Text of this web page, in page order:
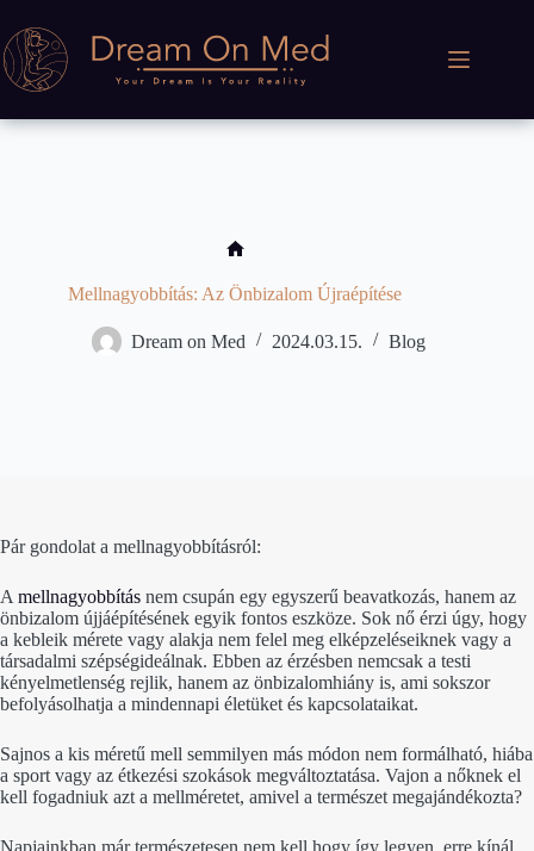
content
title
Mellnagyobbítás: Az Önbizalom Újraépítése
Dream on Med 2024.03.15. Blog
Pár gondolat a mellnagyobbításról:
A mellnagyobbítás nem csupán egy egyszerű beavatkozás, hanem az
önbizalom újjáépítésének egyik fontos eszköze. Sok nő érzi úgy, hogy
a kebleik mérete vagy alakja nem felel meg elképzeléseiknek vagy a
társadalmi szépségideálnak. Ebben az érzésben nemcsak a testi
kényelmetlenség rejlik, hanem az önbizalomhiány is, ami sokszor
befolyásolhatja a mindennapi életüket és kapcsolataikat.
Sajnos a kis méretű mell semmilyen más módon nem formálható, hiába
a sport vagy az étkezési szokások megváltoztatása. Vajon a nőknek el
kell fogadniuk azt a mellméretet, amivel a természet megajándékozta?
Napjainkban már természetesen nem kell hogy így legyen, erre kínál